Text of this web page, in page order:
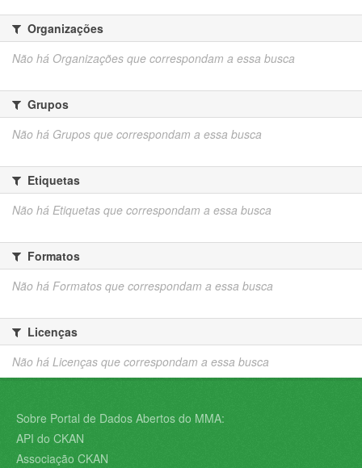
Organizações
Não há Organizações que correspondam a essa busca
Grupos
Não há Grupos que correspondam a essa busca
Etiquetas
Não há Etiquetas que correspondam a essa busca
Formatos
Não há Formatos que correspondam a essa busca
Licenças
Não há Licenças que correspondam a essa busca
Sobre Portal de Dados Abertos do MMA:
API do CKAN
Associação CKAN